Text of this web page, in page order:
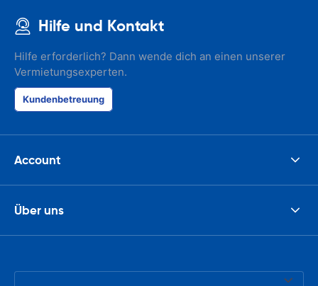
Hilfe und Kontakt
Hilfe erforderlich? Dann wende dich an einen unserer
Vermietungsexperten.
Kundenbetreuung
Account
Über uns